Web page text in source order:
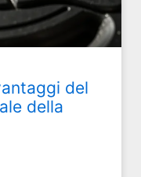
del
della